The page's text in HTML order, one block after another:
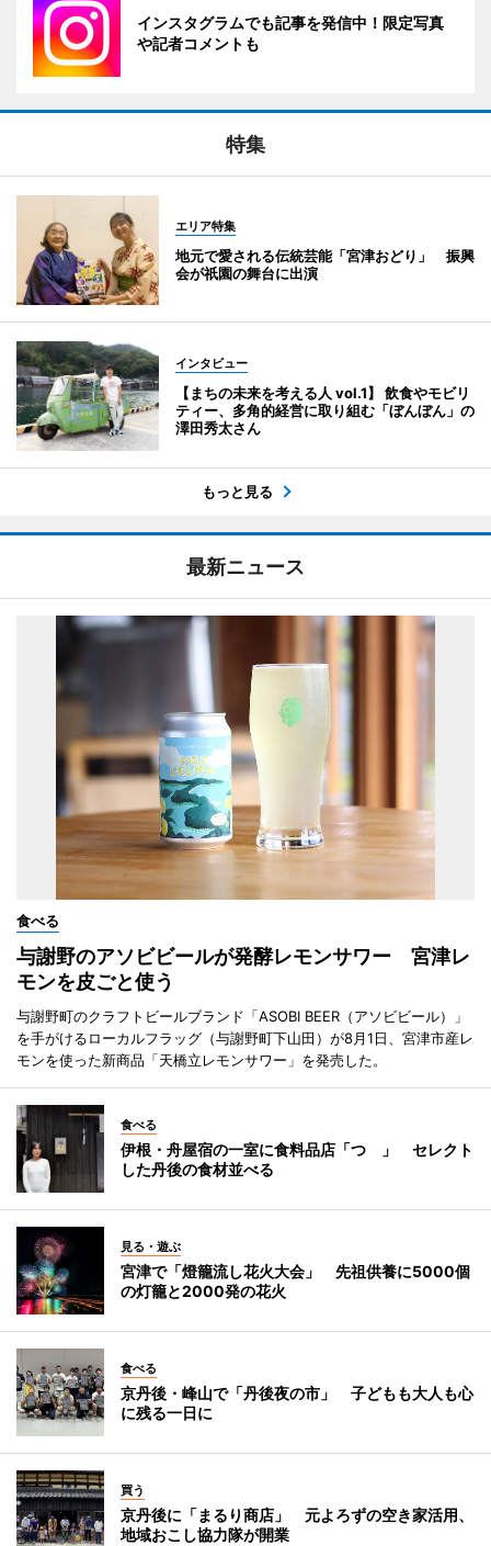
インスタグラムでも記事を発信中！限定写真
や記者コメントも
特集
エリア特集
地元で愛される伝統芸能「宮津おどり」 振興
会が祇園の舞台に出演
インタビュー
【まちの未来を考える人 vol.1】 飲食やモビリ
ティー、多角的経営に取り組む「ぼんぼん」の
澤田秀太さん
もっと見る
最新ニュース
食べる
与謝野のアソビビールが発酵レモンサワー 宮津レ
モンを皮ごと使う
与謝野町のクラフトビールブランド「ASOBI BEER（アソビビール）」
を手がけるローカルフラッグ（与謝野町下山田）が8月1日、宮津市産レ
モンを使った新商品「天橋立レモンサワー」を発売した。
食べる
伊根・舟屋宿の一室に食料品店「つゝ」 セレクト
した丹後の食材並べる
見る・遊ぶ
宮津で「燈籠流し花火大会」 先祖供養に5000個
の灯籠と2000発の花火
食べる
京丹後・峰山で「丹後夜の市」 子どもも大人も心
に残る一日に
買う
京丹後に「まるり商店」 元よろずの空き家活用、
地域おこし協力隊が開業